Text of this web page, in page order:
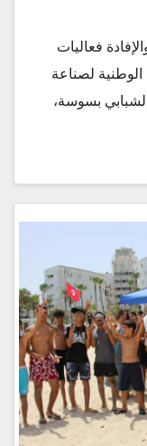
فعاليات
الوطنية لصناعة
2026 بالمركب الشبابي بسوسة،